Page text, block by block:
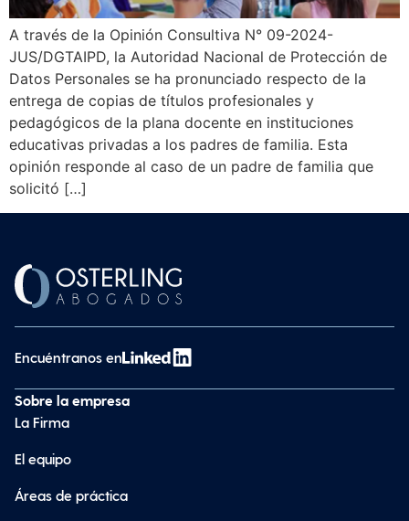
A través de la Opinión Consultiva N° 09-2024-
JUS/DGTAIPD, la Autoridad Nacional de Protección de
Datos Personales se ha pronunciado respecto de la
entrega de copias de títulos profesionales y
pedagógicos de la plana docente en instituciones
educativas privadas a los padres de familia. Esta
opinión responde al caso de un padre de familia que
solicitó […]
Encuéntranos en
Sobre la empresa
La Firma
El equipo
Áreas de práctica